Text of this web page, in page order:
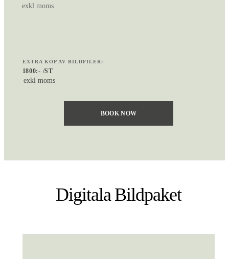
exkl moms
EXTRA KÖP AV BILDFILER:
1800:- /ST
exkl moms
BOOK NOW
Digitala Bildpaket